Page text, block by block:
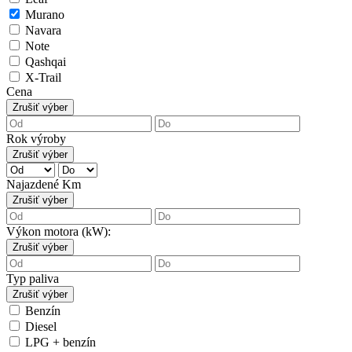
Murano
Navara
Note
Qashqai
X-Trail
Cena
Zrušiť výber
Rok výroby
Zrušiť výber
Najazdené Km
Zrušiť výber
Výkon motora (kW):
Zrušiť výber
Typ paliva
Zrušiť výber
Benzín
Diesel
LPG + benzín